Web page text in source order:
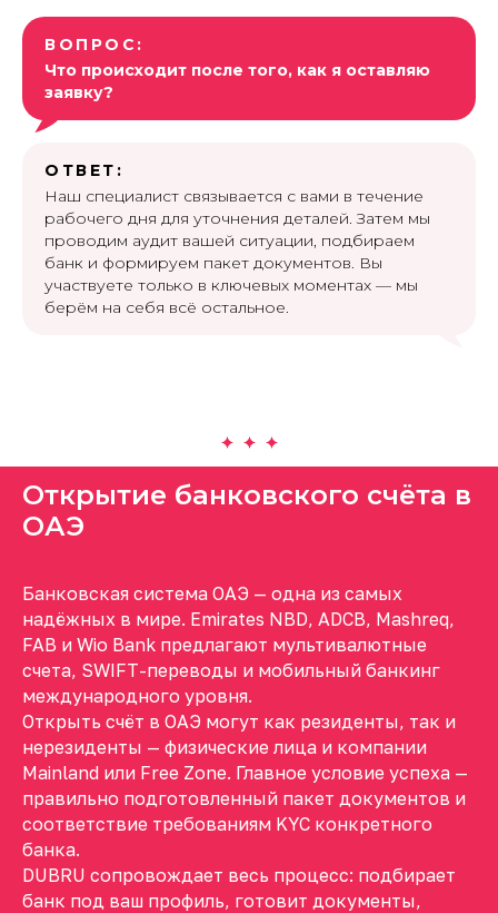
ВОПРОС:
Что происходит после того, как я оставляю
заявку?
ОТВЕТ:
Наш специалист связывается с вами в течение
рабочего дня для уточнения деталей. Затем мы
проводим аудит вашей ситуации, подбираем
банк и формируем пакет документов. Вы
участвуете только в ключевых моментах — мы
берём на себя всё остальное.
Открытие банковского счёта в
ОАЭ
Банковская система ОАЭ — одна из самых
надёжных в мире. Emirates NBD, ADCB, Mashreq,
FAB и Wio Bank предлагают мультивалютные
счета, SWIFT-переводы и мобильный банкинг
международного уровня.
Открыть счёт в ОАЭ могут как резиденты, так и
нерезиденты — физические лица и компании
Mainland или Free Zone. Главное условие успеха —
правильно подготовленный пакет документов и
соответствие требованиям KYC конкретного
банка.
DUBRU сопровождает весь процесс: подбирает
банк под ваш профиль, готовит документы,